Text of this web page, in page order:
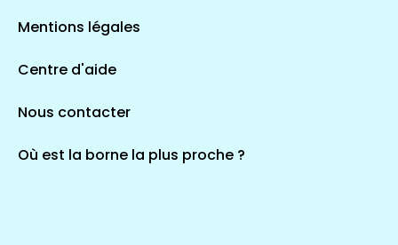
324 espaces de santé
36 espaces de santé
Saint-Agathon
Mentions légales
Centre d'aide
Nous contacter
Où est la borne la plus proche ?